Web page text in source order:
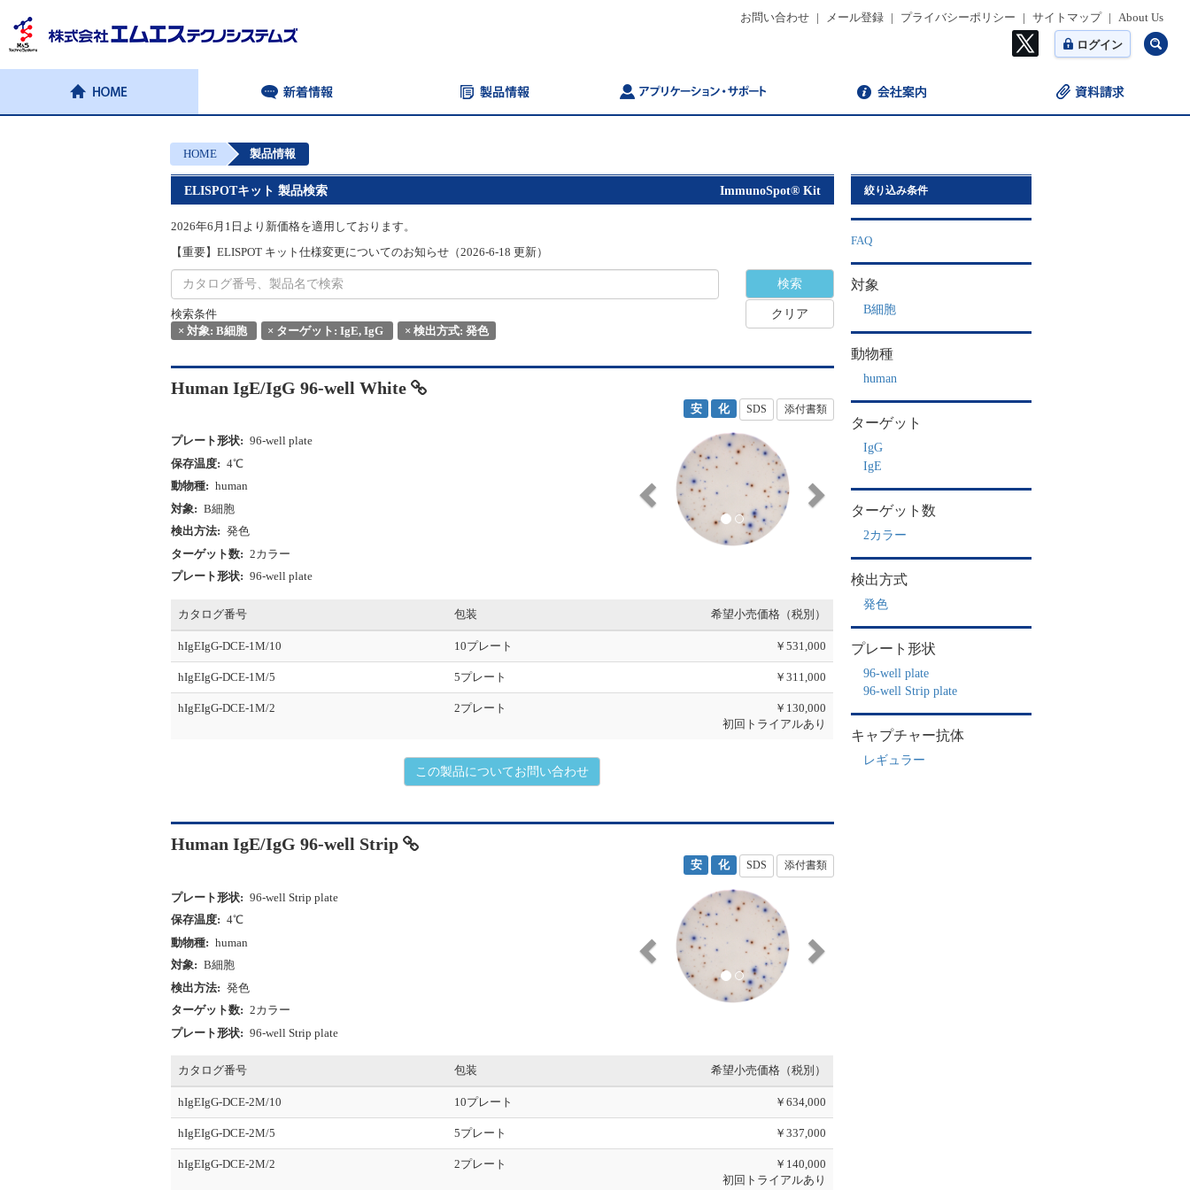
お問い合わせ | メール登録 | プライバシーポリシー | サイトマップ | About Us
ログイン
HOME 製品情報
ImmunoSpot® Kit
ELISPOTキット 製品検索
2026年6月1日より新価格を適用しております。
【重要】ELISPOT キット仕様変更についてのお知らせ（2026-6-18 更新）
検索条件
× 対象: B細胞 × ターゲット: IgE, IgG × 検出方式: 発色
クリア
Human IgE/IgG 96-well White
安 化 SDS 添付書類
プレート形状: 96-well plate
保存温度: 4℃
動物種: human
対象: B細胞
検出方法: 発色
ターゲット数: 2カラー
プレート形状: 96-well plate
v
i
t
カタログ番号 包装 希望小売価格（税別）
hIgEIgG-DCE-1M/10 10プレート ￥531,000
hIgEIgG-DCE-1M/5 5プレート ￥311,000
hIgEIgG-DCE-1M/2 2プレート
￥130,000
初回トライアルあり
この製品についてお問い合わせ
Human IgE/IgG 96-well Strip
安 化 SDS 添付書類
プレート形状: 96-well Strip plate
保存温度: 4℃
動物種: human
対象: B細胞
検出方法: 発色
ターゲット数: 2カラー
プレート形状: 96-well Strip plate
v
i
t
カタログ番号 包装 希望小売価格（税別）
hIgEIgG-DCE-2M/10 10プレート ￥634,000
hIgEIgG-DCE-2M/5 5プレート ￥337,000
hIgEIgG-DCE-2M/2 2プレート
￥140,000
初回トライアルあり
絞り込み条件
FAQ
対象
B細胞
動物種
human
ターゲット
IgG
IgE
ターゲット数
2カラー
検出方式
発色
プレート形状
96-well plate
96-well Strip plate
キャプチャー抗体
レギュラー